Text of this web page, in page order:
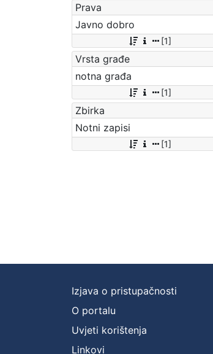
Prava
Javno dobro
[1]
Vrsta građe
notna građa
[1]
Zbirka
Notni zapisi
[1]
Izjava o pristupačnosti
O portalu
Uvjeti korištenja
Linkovi